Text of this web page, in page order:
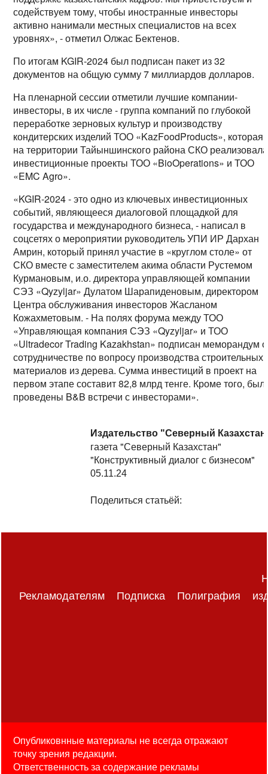
содействуем тому, чтобы иностранные инвесторы
активно нанимали местных специалистов на всех
уровнях», - отметил Олжас Бектенов.
По итогам KGIR-2024 был подписан пакет из 32
документов на общую сумму 7 миллиардов долларов.
На пленарной сессии отметили лучшие компании-
инвесторы, в их числе - группа компаний по глубокой
переработке зерновых культур и производству
кондитерских изделий ТОО «KazFoodProducts», которая
на территории Тайыншинского района СКО реализовала
инвестиционные проекты ТОО «BioOperations» и ТОО
«EMC Agro».
«KGIR-2024 - это одно из ключевых инвестиционных
событий, являющееся диалоговой площадкой для
государства и международного бизнеса, - написал в
соцсетях о мероприятии руководитель УПИ ИР Дархан
Амрин, который принял участие в «круглом столе» от
СКО вместе с заместителем акима области Рустемом
Курмановым, и.о. директора управляющей компании
СЭЗ «Qyzyljar» Дулатом Шарапиденовым, директором
Центра обслуживания инвесторов Жасланом
Кожахметовым. - На полях форума между ТОО
«Управляющая компания СЭЗ «Qyzyljar» и ТОО
«Ultradecor Trading Kazakhstan» подписан меморандум о
сотрудничестве по вопросу производства строительных
материалов из дерева. Сумма инвестиций в проект на
первом этапе составит 82,8 млрд тенге. Кроме того,
проведены B&B встречи с инвесторами».
Издательство "Северный
газета "Северный Казахстан"
"Конструктивный диалог с бизнесом"
05.11.24
Поделиться статьёй:
Рекламодателям Подписка Полиграфия
Опубликовнные материалы не всегда отражают
точку зрения редакции.
Ответственность за содержание рекламы